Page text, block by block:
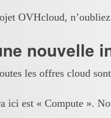
OVHcloud,
nouvelle
les offres cloud
ici est « Compute ».